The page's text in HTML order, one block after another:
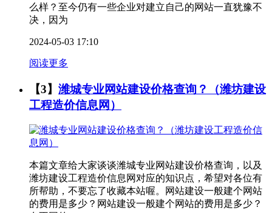
么样？至今仍有一些企业对建立自己的网站一直犹豫不
决，因为
2024-05-03 17:10
阅读更多
【3】 潍城专业网站建设价格查询？（潍坊建设
工程造价信息网）
本篇文章给大家谈谈潍城专业网站建设价格查询，以及
潍坊建设工程造价信息网对应的知识点，希望对各位有
所帮助，不要忘了收藏本站喔。网站建设一般建个网站
的费用是多少？网站建设一般建个网站的费用是多少？